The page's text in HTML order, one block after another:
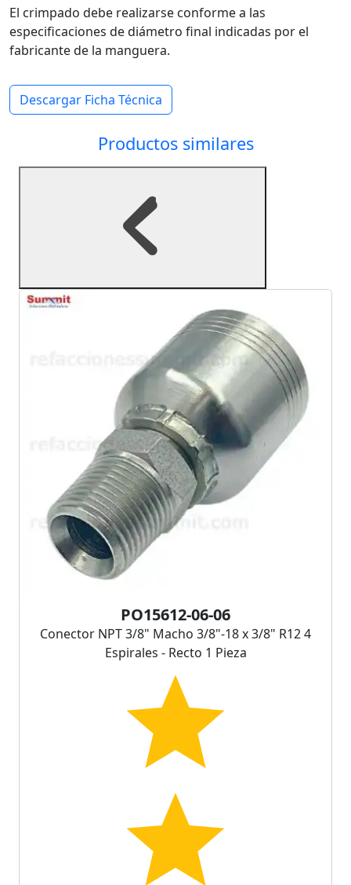
El crimpado debe realizarse conforme a las
especificaciones de diámetro final indicadas por el
fabricante de la manguera.
Descargar Ficha Técnica
Productos similares
PO15612-06-06
Conector NPT 3/8" Macho 3/8"-18 x 3/8" R12 4
Espirales - Recto 1 Pieza